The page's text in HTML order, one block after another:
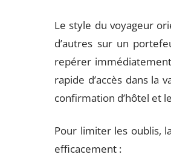
Le style du voyageur
d’autres sur un
repérer
rapide d’accès dans la
confirmation d’hôtel et
Pour limiter les oublis,
efficacement :